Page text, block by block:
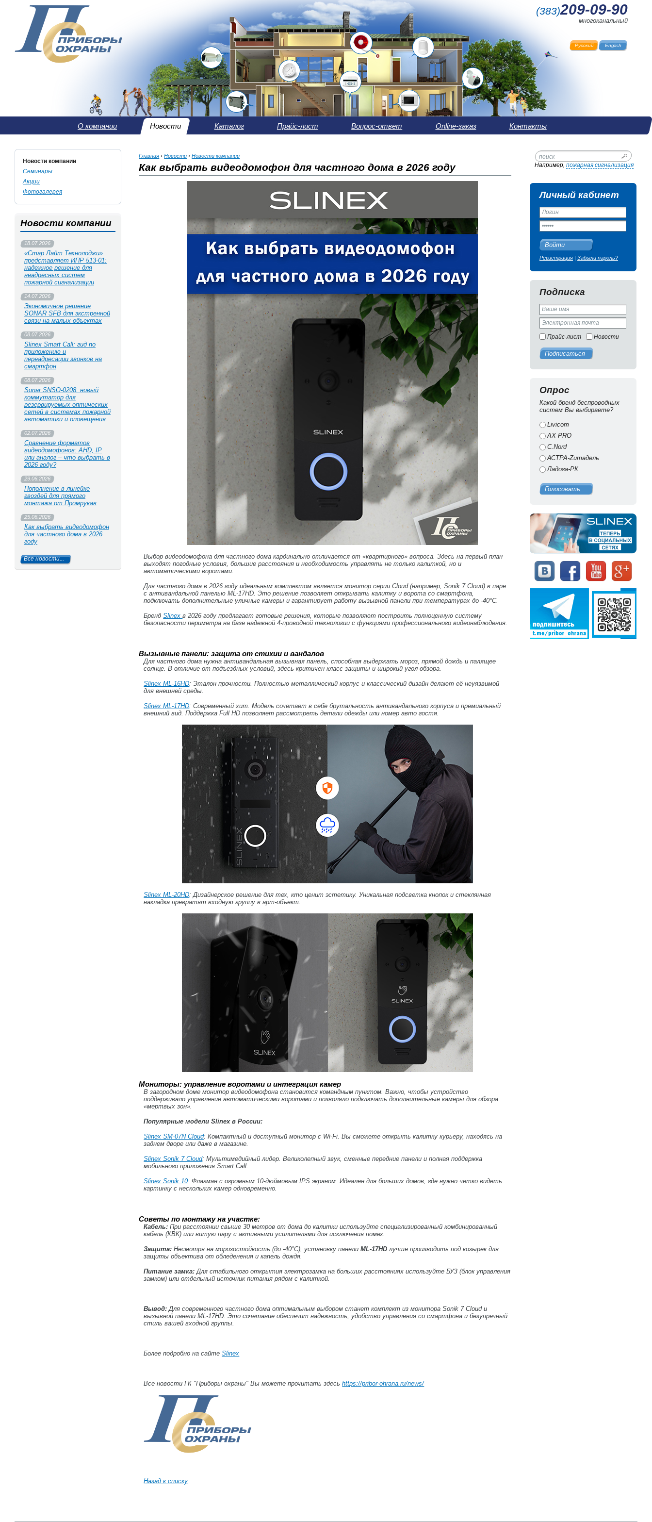
(383)209-09-90
многоканальный
English
Русский
О компании Новости Каталог Прайс-лист Вопрос-ответ Online-заказ Контакты
Новости компании
Семинары
Акции
Фотогалерея
Новости компании
18.07.2026
«Стар Лайт Технолоджи»
представляет ИПР 513‑01:
надежное решение для
неадресных систем
пожарной сигнализации
14.07.2026
Экономичное решение
SONAR SFB для экстренной
связи на малых объектах
08.07.2026
Slinex Smart Call: гид по
приложению и
переадресации звонков на
смартфон
08.07.2026
Sonar SNSO-0208: новый
коммутатор для
резервируемых оптических
сетей в системах пожарной
автоматики и оповещения
02.07.2026
Сравнение форматов
видеодомофонов: AHD, IP
или аналог – что выбрать в
2026 году?
29.06.2026
Пополнение в линейке
гвоздей для прямого
монтажа от Промрукав
25.06.2026
Как выбрать видеодомофон
для частного дома в 2026
году
Все новости...
Например, пожарная сигнализация
Личный кабинет
Войти
Регистрация | Забыли пароль?
Подписка
Прайс-лист Новости
Подписаться
Опрос
Какой бренд беспроводных
систем Вы выбираете?
Livicom
AX PRO
C.Nord
АСТРА-Zитадель
Ладога-РК
Голосовать
Главная ›Новости ›Новости компании
Как выбрать видеодомофон для частного дома в 2026 году
Выбор видеодомофона для частного дома кардинально отличается от «квартирного» вопроса. Здесь на первый план
выходят погодные условия, большие расстояния и необходимость управлять не только калиткой, но и
автоматическими воротами.
Для частного дома в 2026 году идеальным комплектом является монитор серии Cloud (например, Sonik 7 Cloud) в паре
с антивандальной панелью ML-17HD. Это решение позволяет открывать калитку и ворота со смартфона,
подключать дополнительные уличные камеры и гарантирует работу вызывной панели при температурах до -40°C.
БрендSlinexв 2026 году предлагает готовые решения, которые позволяют построить полноценную систему
безопасности периметра на базе надежной 4-проводной технологии с функциями профессионального видеонаблюдения.
Вызывные панели: защита от стихии и вандалов
Для частного дома нужна антивандальная вызывная панель, способная выдержать мороз, прямой дождь и палящее
солнце. В отличие от подъездных условий, здесь критичен класс защиты и широкий угол обзора.
Slinex ML-16HD: Эталон прочности. Полностью металлический корпус и классический дизайн делают её неуязвимой
для внешней среды.
Slinex ML-17HD: Современный хит. Модель сочетает в себе брутальность антивандального корпуса и премиальный
внешний вид. Поддержка Full HD позволяет рассмотреть детали одежды или номер авто гостя.
Slinex ML-20HD: Дизайнерское решение для тех, кто ценит эстетику. Уникальная подсветка кнопок и стеклянная
накладка превратят входную группу в арт-объект.
Мониторы: управление воротами и интеграция камер
В загородном доме монитор видеодомофона становится командным пунктом. Важно, чтобы устройство
поддерживало управление автоматическими воротами и позволяло подключать дополнительные камеры для обзора
«мертвых зон».
Популярные модели Slinex в России:
Slinex SM-07N Cloud: Компактный и доступный монитор с Wi-Fi. Вы сможете открыть калитку курьеру, находясь на
заднем дворе или даже в магазине.
Slinex Sonik 7 Cloud: Мультимедийный лидер. Великолепный звук, сменные передние панели и полная поддержка
мобильного приложения Smart Call.
Slinex Sonik 10: Флагман с огромным 10-дюймовым IPS экраном. Идеален для больших домов, где нужно четко видеть
картинку с нескольких камер одновременно.
Советы по монтажу на участке:
Кабель: При расстоянии свыше 30 метров от дома до калитки используйте специализированный комбинированный
кабель (КВК) или витую пару с активными усилителями для исключения помех.
Защита: Несмотря на морозостойкость (до -40°C), установку панелиML-17HD лучше производить под козырек для
защиты объектива от обледенения и капель дождя.
Питание замка: Для стабильного открытия электрозамка на больших расстояниях используйте БУЗ (блок управления
замком) или отдельный источник питания рядом с калиткой.
Вывод:Для современного частного дома оптимальным выбором станет комплект из монитора Sonik 7 Cloud и
вызывной панели ML-17HD. Это сочетание обеспечит надежность, удобство управления со смартфона и безупречный
стиль вашей входной группы.
Более подробно на сайтеSlinex
Все новости ГК "Приборы охраны" Вы можете прочитать здесьhttps://pribor-ohrana.ru/news/
Назад к списку